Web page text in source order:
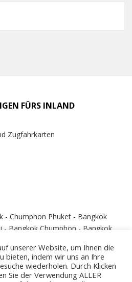
FÜRS INLAND
Zugfahrkarten
- Chumphon Phuket - Bangkok
- Bangkok Chumphon - Bangkok
unserer Website, um Ihnen die
bieten, indem wir uns an Ihre
wiederholen. Durch Klicken
Sie der Verwendung ALLER